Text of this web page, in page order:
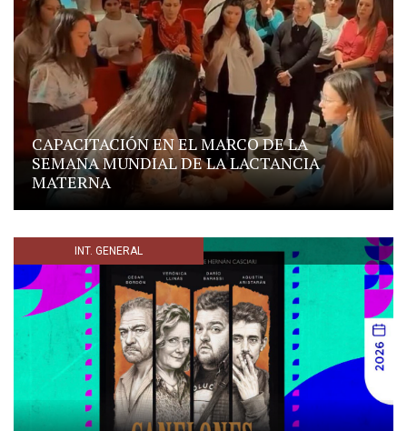
CAPACITACIÓN EN EL MARCO DE LA
SEMANA MUNDIAL DE LA LACTANCIA
MATERNA
INT. GENERAL